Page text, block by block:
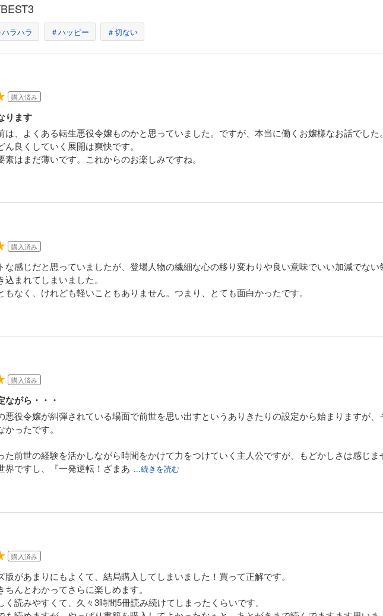
ラハラ ＃ハッピー ＃切ない
購入済み
ります
は、よくある転生悪役令嬢ものかと思っていました。ですが、本当に働くお嬢様なお話でした。
ん良くしていく展開は爽快です。
素はまだ薄いです。これからのお楽しみですね。
購入済み
な感じだと思っていましたが、登場人物の繊細な心の移り変わりや良い意味でいい加減でない
込まれてしまいました。
もなく、けれども軽いこともありません。つまり、とても面白かったです。
購入済み
ながら・・・
悪役令嬢が糾弾されている場面で前世を思い出すというありきたりの設定から始まりますが、
ったです。
た前世の経験を活かしながら時間をかけて力をつけていく主人公ですが、もどかしさは感じま
界ですし、『一発逆転！ざまあ ...続きを読む
購入済み
版があまりにもよくて、結局購入してしまいました！買って正解です。
ちんとわかってさらに楽しめます。
く読みやすくて、久々3時間5冊読み続けてしまったくらいです。